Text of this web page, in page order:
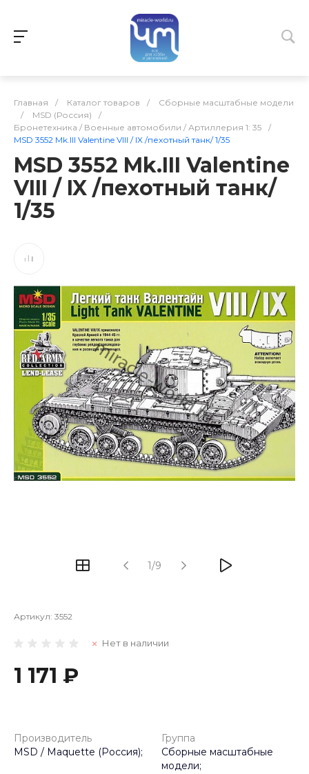
Главная / Каталог товаров /
Сборные масштабные модели
/
MSD (Россия)
/
Бронетехника / Военные автомобили / Артиллерия 1: 35
/
MSD 3552 Mk.III Valentine VIII / IX /пехотный танк/ 1/35
MSD 3552 Mk.III Valentine
VIII / IX /пехотный танк/
1/35
1/9
Артикул: 3552
Нет в наличии
1 171 ₽
Производитель
MSD / Maquette (Россия);
Группа
Сборные масштабные
модели;